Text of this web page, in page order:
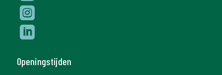


Openingstijden